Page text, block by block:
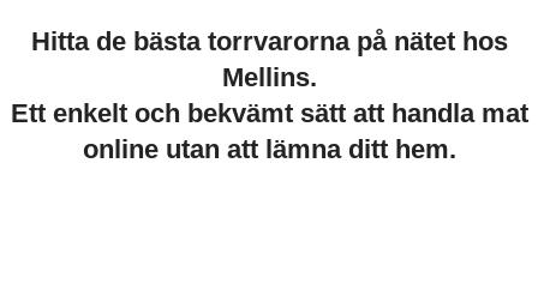
Hitta de bästa torrvarorna på nätet hos
Mellins.
Ett enkelt och bekvämt sätt att handla mat
online utan att lämna ditt hem.